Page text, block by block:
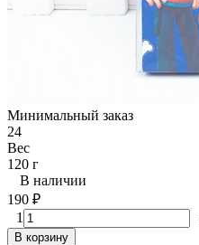
Минимальный заказ
24
Вес
120 г
В наличии
190 ₽
1
В корзину